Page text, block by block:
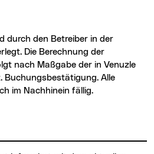
durch den Betreiber in der
Die Berechnung der
nach Maßgabe der in Venuzle
Buchungsbestätigung. Alle
im Nachhinein fällig.